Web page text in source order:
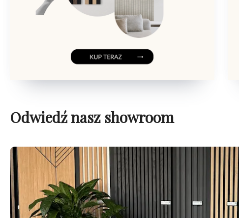
Odwiedź nasz showroom